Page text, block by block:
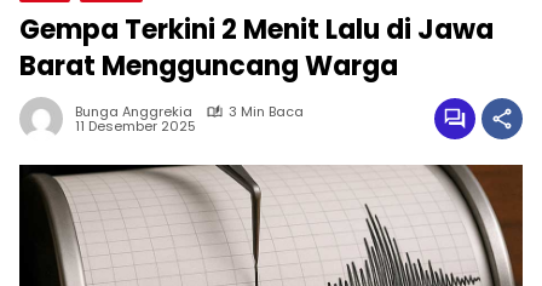
Gempa Terkini 2 Menit Lalu di Jawa
Barat Mengguncang Warga
Bunga Anggrekia 3 Min Baca
11 Desember 2025